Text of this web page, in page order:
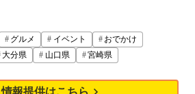
グルメ イベント
おでかけ
大分県 山口県 宮崎県
情報提供はこちら